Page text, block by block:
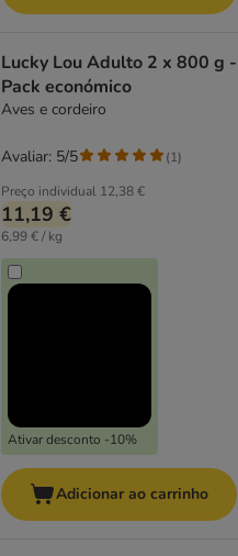
Lucky Lou Adulto 2 x 800 g -
Pack económico
Aves e cordeiro
Preço individual 12,38 €
11,19 €
6,99 € / kg
Ativar desconto -10%
Avaliar: 5/5 (1)
Adicionar ao carrinho